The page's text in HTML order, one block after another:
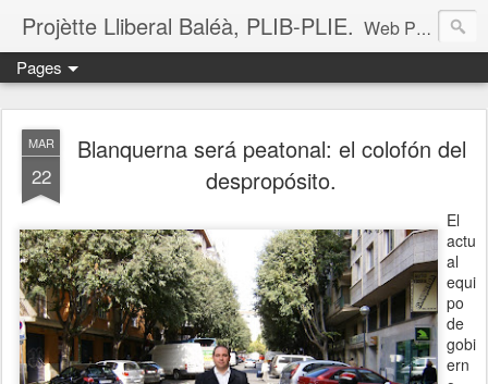
Projètte Lliberal Baléà, PLIB-PLIE. Web Projètte Lliberal Baléà (PLIB-PLIE)
Pages
MAR
22
Blanquerna será peatonal: el colofón del
despropósito.
El
actu
al
equi
po
de
gobi
ern